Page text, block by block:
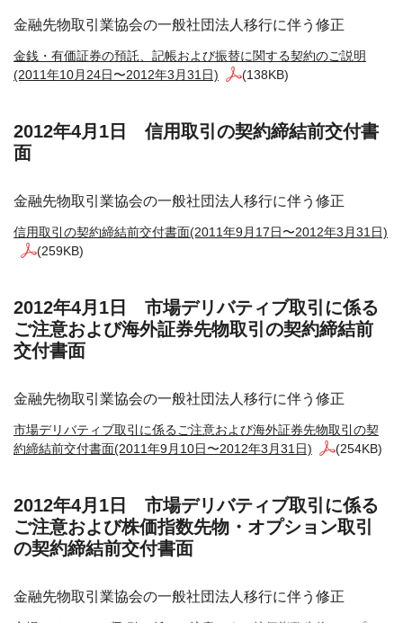
金融先物取引業協会の一般社団法人移行に伴う修正
金銭・有価証券の預託、記帳および振替に関する契約のご説明
(2011年10月24日〜2012年3月31日)
(138KB)
2012年4月1日 信用取引の契約締結前交付書
面
金融先物取引業協会の一般社団法人移行に伴う修正
信用取引の契約締結前交付書面(2011年9月17日〜2012年3月31日)
(259KB)
2012年4月1日 市場デリバティブ取引に係る
ご注意および海外証券先物取引の契約締結前
交付書面
金融先物取引業協会の一般社団法人移行に伴う修正
市場デリバティブ取引に係るご注意および海外証券先物取引の契
約締結前交付書面(2011年9月10日〜2012年3月31日)
(254KB)
2012年4月1日 市場デリバティブ取引に係る
ご注意および株価指数先物・オプション取引
の契約締結前交付書面
金融先物取引業協会の一般社団法人移行に伴う修正